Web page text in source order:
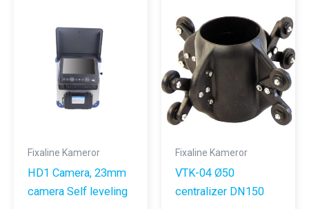
Fixaline Kameror
HD1 Camera, 23mm
camera Self leveling
Fixaline Kameror
VTK-04 Ø50
centralizer DN150